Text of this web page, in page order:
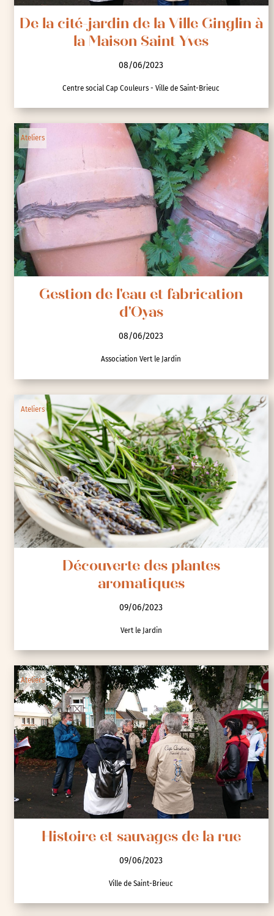
De la cité-jardin de la Ville Ginglin à
la Maison Saint Yves
08/06/2023
Centre social Cap Couleurs - Ville de Saint-Brieuc
Ateliers
Gestion de l'eau et fabrication
d'Oyas
08/06/2023
Association Vert le Jardin
Ateliers
Découverte des plantes
aromatiques
09/06/2023
Vert le Jardin
Ateliers
Histoire et sauvages de la rue
09/06/2023
Ville de Saint-Brieuc